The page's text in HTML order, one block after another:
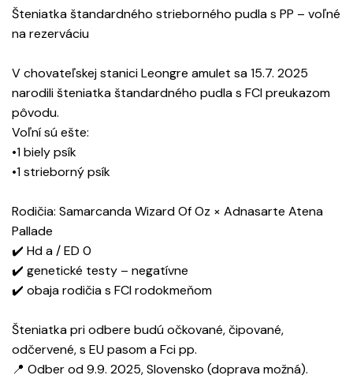
Šteniatka štandardného strieborného pudla s PP – voľné
na rezerváciu
V chovateľskej stanici Leongre amulet sa 15.7. 2025
narodili šteniatka štandardného pudla s FCI preukazom
pôvodu.
Voľní sú ešte:
•1 biely psík
•1 strieborný psík
Rodičia: Samarcanda Wizard Of Oz × Adnasarte Atena
Pallade
✔️ Hd a / ED 0
✔️ genetické testy – negatívne
✔️ obaja rodičia s FCI rodokmeňom
Šteniatka pri odbere budú očkované, čipované,
odčervené, s EU pasom a Fci pp.
📍 Odber od 9.9. 2025, Slovensko (doprava možná).